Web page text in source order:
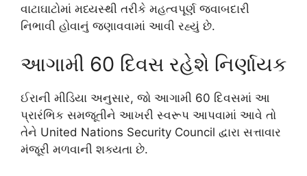
વાટાઘાટોમાં મધ્યસ્થી તરીકે મહત્વપૂર્ણ જવાબદારી
નિભાવી હોવાનું જણાવવામાં આવી રહ્યું છે.
આગામી 60 દિવસ રહેશે નિર્ણાયક
ઈરાની મીડિયા અનુસાર, જો આગામી 60 દિવસમાં આ
પ્રારંભિક સમજૂતીને આખરી સ્વરૂપ આપવામાં આવે તો
તેને United Nations Security Council દ્વારા સત્તાવાર
મંજૂરી મળવાની શક્યતા છે.